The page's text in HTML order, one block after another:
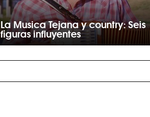
La Musica Tejana y country: Seis
figuras influyentes